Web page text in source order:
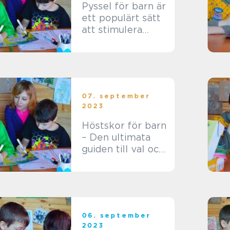
Pyssel för barn är
ett populärt sätt
att stimulera
07. september
2023
Höstskor för barn
– Den ultimata
guiden till val och
06. september
2023